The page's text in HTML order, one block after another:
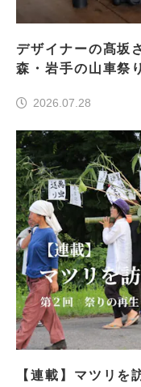
デザイナーの髙坂
森・岩手の山車祭
2026.07.28
【連載】マツリ